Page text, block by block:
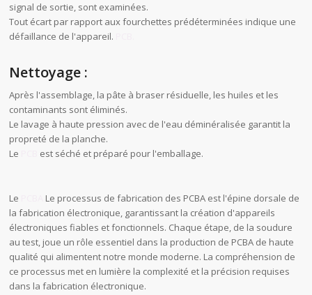
signal de sortie, sont examinées.
Tout écart par rapport aux fourchettes prédéterminées indique une
défaillance de l'appareil.
Nettoyage :
Après l'assemblage, la pâte à braser résiduelle, les huiles et les
contaminants sont éliminés.
Le lavage à haute pression avec de l'eau déminéralisée garantit la
propreté de la planche.
Le
est séché et préparé pour l'emballage.
Le
Le processus de fabrication des PCBA est l'épine dorsale de
la fabrication électronique, garantissant la création d'appareils
électroniques fiables et fonctionnels. Chaque étape, de la soudure
au test, joue un rôle essentiel dans la production de PCBA de haute
qualité qui alimentent notre monde moderne. La compréhension de
ce processus met en lumière la complexité et la précision requises
dans la fabrication électronique.